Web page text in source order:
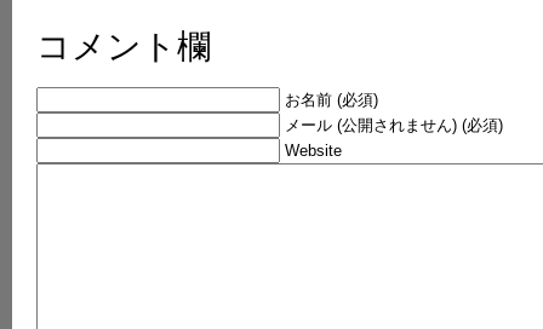
コメント欄
お名前 (必須)
メール (公開されません) (必須)
Website